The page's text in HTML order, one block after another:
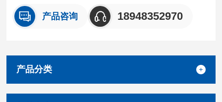
产品咨询 18948352970
产品分类